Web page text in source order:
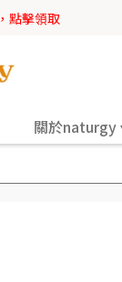
，點擊領取
關於naturgy